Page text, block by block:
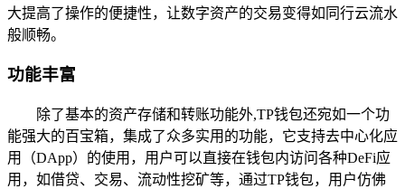
大提高了操作的便捷性，让数字资产的交易变得如同行云流水
般顺畅。
功能丰富
除了基本的资产存储和转账功能外,TP钱包还宛如一个功
能强大的百宝箱，集成了众多实用的功能，它支持去中心化应
用（DApp）的使用，用户可以直接在钱包内访问各种DeFi应
用，如借贷、交易、流动性挖矿等，通过TP钱包，用户仿佛